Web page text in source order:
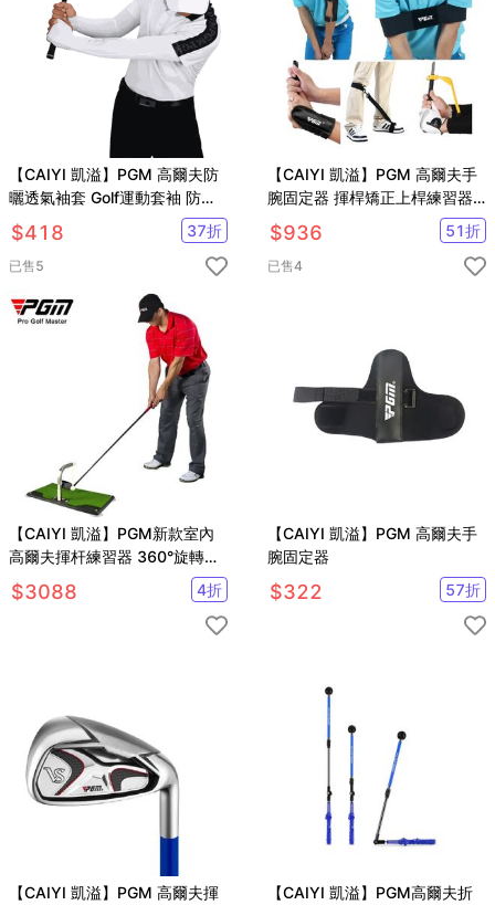
【CAIYI 凱溢】PGM 高爾夫防
曬透氣袖套 Golf運動套袖 防曬
手套 冰絲袖套
$418 37折
已售5
【CAIYI 凱溢】PGM 高爾夫手
腕固定器 揮桿矯正上桿練習器
手臂糾正帶 五件套初學者適用
$936 51折
已售4
【CAIYI 凱溢】PGM新款室內
高爾夫揮杆練習器 360°旋轉訓
練器 可調高度支架
$3088 4折
【CAIYI 凱溢】PGM 高爾夫手
腕固定器
$322 57折
【CAIYI 凱溢】PGM 高爾夫揮
【CAIYI 凱溢】PGM高爾夫折